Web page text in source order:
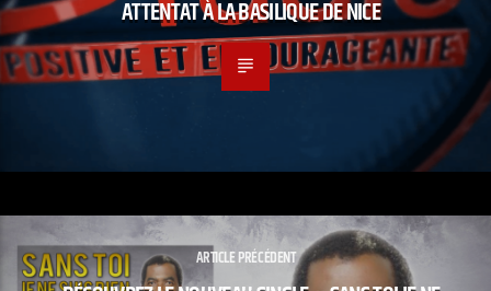
ATTENTAT À LA BASILIQUE DE NICE
ARTICLE PRÉCÉDENT